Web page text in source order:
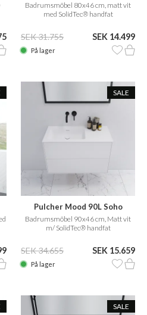
Badrumsmöbel 80x46 cm, matt vit
med SolidTec® handfat
SEK 31.755 SEK 14.499
På lager
SALE
Pulcher Mood 90L Soho
Badrumsmöbel 90x46 cm, Matt vit
m/ SolidTec® handfat
SEK 34.655 SEK 15.659
På lager
SALE